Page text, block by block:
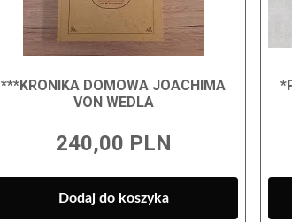
***KRONIKA DOMOWA JOACHIMA
VON WEDLA
240,00 PLN
Dodaj do koszyka